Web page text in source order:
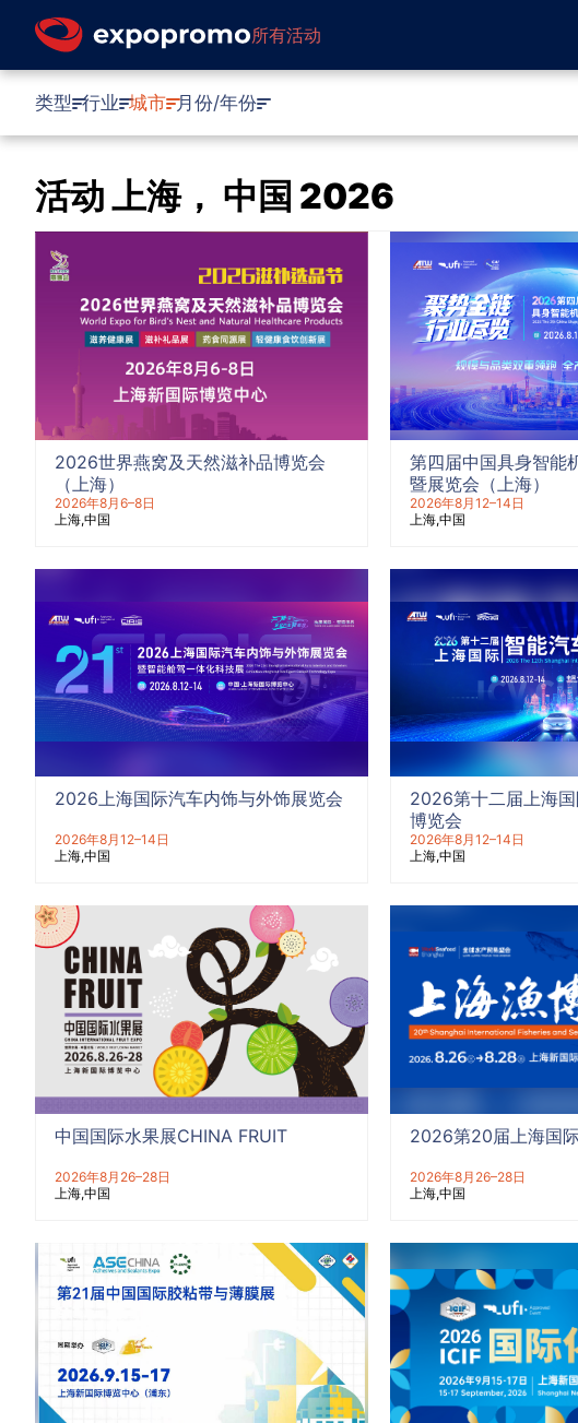
所有活动
类型 行业 城市 月份/年份
活动 上海， 中国 2026
2026世界燕窝及天然滋补品博览会
（上海）
2026年8月6–8日
上海 中国
第四届中国具身智能
暨展览会（上海）
2026年8月12–14日
上海 中国
2026上海国际汽车内饰与外饰展览会
2026年8月12–14日
上海 中国
2026第十二届上海
博览会
2026年8月12–14日
上海 中国
中国国际水果展CHINA FRUIT
2026年8月26–28日
上海 中国
2026第20届上海国
2026年8月26–28日
上海 中国